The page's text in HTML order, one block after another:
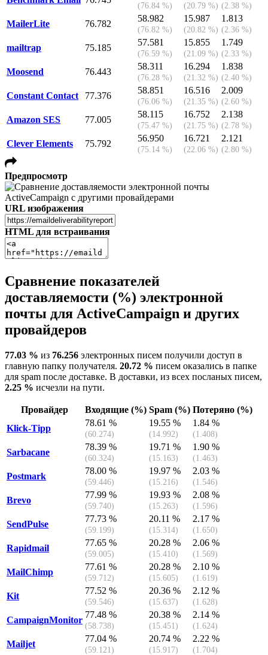
(76.84 %) (20.79 %) (2.38 %)
MailerLite 76.782
58.982
(76.82 %)
15.987
(20.82 %)
1.813
(2.36 %)
mailtrap 75.185
57.581
(76.59 %)
15.855
(21.09 %)
1.749
(2.33 %)
Moosend 76.443
58.311
(76.28 %)
16.294
(21.32 %)
1.838
(2.40 %)
Constant Contact 77.376
58.851
(76.06 %)
16.516
(21.35 %)
2.009
(2.60 %)
Amazon SES 77.005
58.115
(75.47 %)
16.752
(21.75 %)
2.138
(2.78 %)
Clever Elements 75.792
56.950
(75.14 %)
16.721
(22.06 %)
2.121
(2.80 %)
Предпросмотр
URL изображения
HTML для встраивания
Сравнение показателей
доставляемости (%) электронной
почты для ActiveCampaign и других
провайдеров
77.03 % из 76.256 электронных писем получили доступ в
главную папку получателя. 20.72 % писем оказались в папке
для spam после доставке. В доставки, из всех посланых писем,
2.25 % исчезли на пути.
Провайдер Входящие (%) Spam (%) Потеряно (%)
Klick-Tipp
78.61 %
(60.274)
19.55 %
(14.992)
1.84 %
(1.408)
Sarbacane
78.39 %
(60.324)
19.71 %
(15.163)
1.90 %
(1.463)
Postmark
78.00 %
(59.446)
19.97 %
(15.216)
2.03 %
(1.546)
Brevo
77.99 %
(59.740)
19.93 %
(15.263)
2.08 %
(1.596)
SendPulse
77.73 %
(59.199)
20.11 %
(15.314)
2.17 %
(1.650)
Rapidmail
77.65 %
(59.005)
20.28 %
(15.410)
2.06 %
(1.569)
MailChimp
77.61 %
(59.712)
20.28 %
(15.605)
2.10 %
(1.619)
Kit
77.52 %
(59.546)
20.36 %
(15.637)
2.12 %
(1.628)
CampaignMonitor
77.48 %
(58.738)
20.38 %
(15.451)
2.14 %
(1.624)
Mailjet
77.04 %
(59.121)
20.74 %
(15.917)
2.22 %
(1.704)